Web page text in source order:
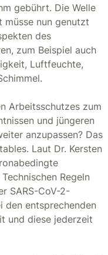
gebührt. Die Welle
müsse nun genutzt
des
zum Beispiel auch
Luftfeuchte,
Arbeitsschutzes zum
und jüngeren
anzupassen? Das
Laut Dr. Kersten
Regeln
SARS-CoV-2-
den entsprechenden
und diese jederzeit